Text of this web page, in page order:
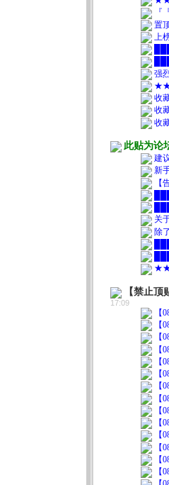
『
置
上
强
收
收
收
此贴为论
建
新
【
关
除
【禁止
17:09
【
【
【
【
【
【
【
【
【
【
【
【
【
【